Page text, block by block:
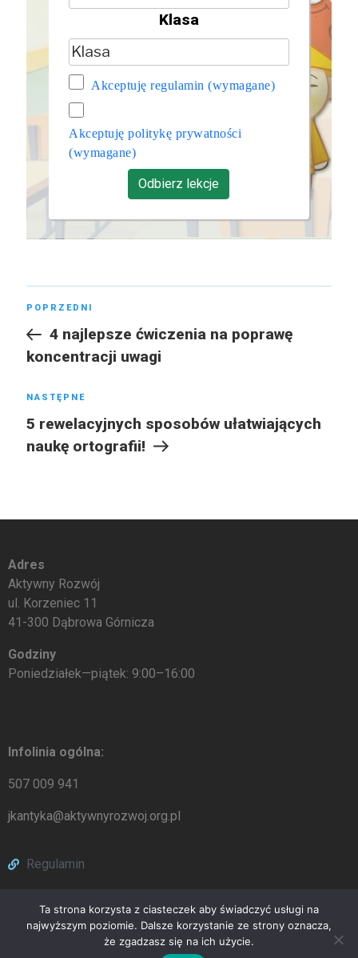
Klasa
Akceptuję regulamin(wymagane)
Akceptuję politykę prywatności
(wymagane)
Odbierz lekcje
POPRZEDNI
4 najlepsze ćwiczenia na poprawę
koncentracji uwagi
NASTĘPNE
5 rewelacyjnych sposobów ułatwiających
naukę ortografii!
Adres
Aktywny Rozwój
ul. Korzeniec 11
41-300 Dąbrowa Górnicza
Godziny
Poniedziałek—piątek: 9:00–16:00
Infolinia ogólna:
507 009 941
jkantyka@aktywnyrozwoj.org.pl
Regulamin
Ta strona korzysta z ciasteczek aby świadczyć usługi na
najwyższym poziomie. Dalsze korzystanie ze strony oznacza,
że zgadzasz się na ich użycie.